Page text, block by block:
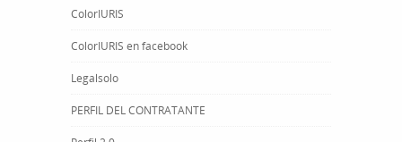
ColorIURIS
ColorIURIS en facebook
Legalsolo
PERFIL DEL CONTRATANTE